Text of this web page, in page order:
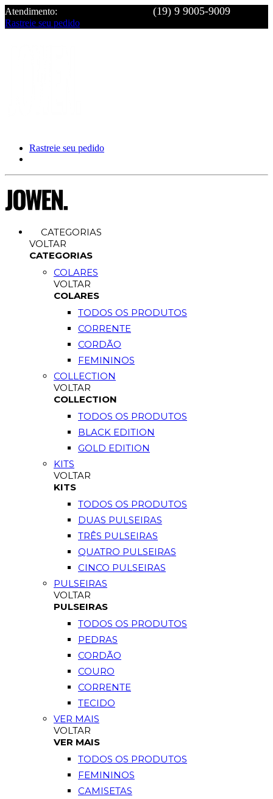
Atendimento:
Rastreie seu pedido
Rastreie seu pedido
CATEGORIAS
VOLTAR
CATEGORIAS
COLARES
VOLTAR
COLARES
TODOS OS PRODUTOS
CORRENTE
CORDÃO
FEMININOS
COLLECTION
VOLTAR
COLLECTION
TODOS OS PRODUTOS
BLACK EDITION
GOLD EDITION
KITS
VOLTAR
KITS
TODOS OS PRODUTOS
DUAS PULSEIRAS
TRÊS PULSEIRAS
QUATRO PULSEIRAS
CINCO PULSEIRAS
PULSEIRAS
VOLTAR
PULSEIRAS
TODOS OS PRODUTOS
PEDRAS
CORDÃO
COURO
CORRENTE
TECIDO
VER MAIS
VOLTAR
VER MAIS
TODOS OS PRODUTOS
FEMININOS
CAMISETAS